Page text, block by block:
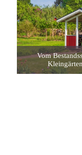
Vom